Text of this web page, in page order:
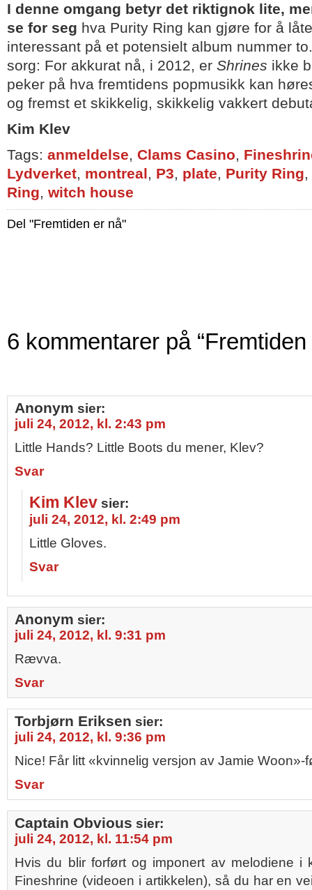
I denne omgang betyr det riktignok lite,
se for seg hva Purity Ring kan gjøre for å
interessant på et potensielt album nummer
sorg: For akkurat nå, i 2012, er Shrines ikke
peker på hva fremtidens popmusikk kan
og fremst et skikkelig, skikkelig vakkert
Kim Klev
Tags: anmeldelse, Clams Casino,
Lydverket, montreal, P3, plate, Purity Ring,
Ring, witch house
Del "Fremtiden er nå"
6 kommentarer på “Fremtiden
Anonym sier:
juli 24, 2012, kl. 2:43 pm
Little Hands? Little Boots du mener, Klev?
Svar
Kim Klev sier:
juli 24, 2012, kl. 2:49 pm
Little Gloves.
Svar
Anonym sier:
juli 24, 2012, kl. 9:31 pm
Rævva.
Svar
Torbjørn Eriksen sier:
juli 24, 2012, kl. 9:36 pm
Nice! Får litt «kvinnelig versjon av Jamie Woon»-
Svar
Captain Obvious sier:
juli 24, 2012, kl. 11:54 pm
Hvis du blir forført og imponert av melodiene i
Fineshrine (videoen i artikkelen), så du har en